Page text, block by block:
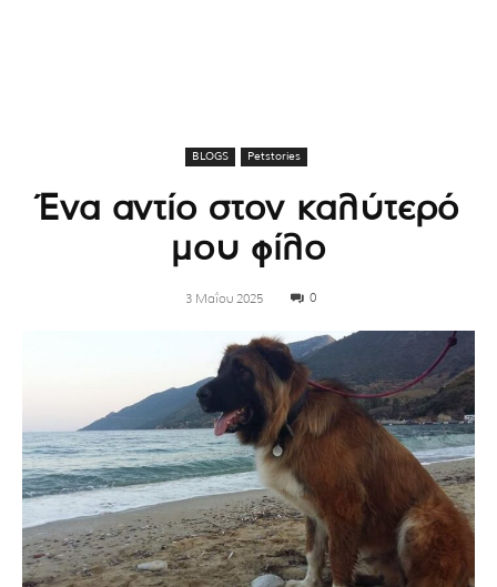
BLOGS Petstories
Ένα αντίο στον καλύτερό
μου φίλο
3 Μαΐου 2025 0